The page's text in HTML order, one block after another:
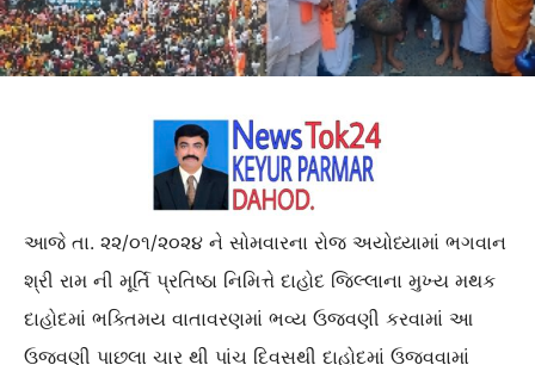
આજે તા. ૨૨/૦૧/૨૦૨૪ ને સોમવારના રોજ અયોધ્યામાં ભગવાન
શ્રી રામ ની મૂર્તિ પ્રતિષ્ઠા નિમિત્તે દાહોદ જિલ્લાના મુખ્ય મથક
દાહોદમાં ભક્તિમય વાતાવરણમાં ભવ્ય ઉજવણી કરવામાં આ
ઉજવણી પાછલા ચાર થી પાંચ દિવસથી દાહોદમાં ઉજવવામાં